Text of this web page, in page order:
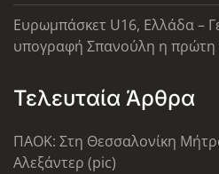
Ευρωμπάσκετ U16, Ελλάδα –
υπογραφή Σπανούλη η πρώτη
Τελευταία Άρθρα
ΠΑΟΚ: Στη Θεσσαλονίκη
Αλεξάντερ (pic)